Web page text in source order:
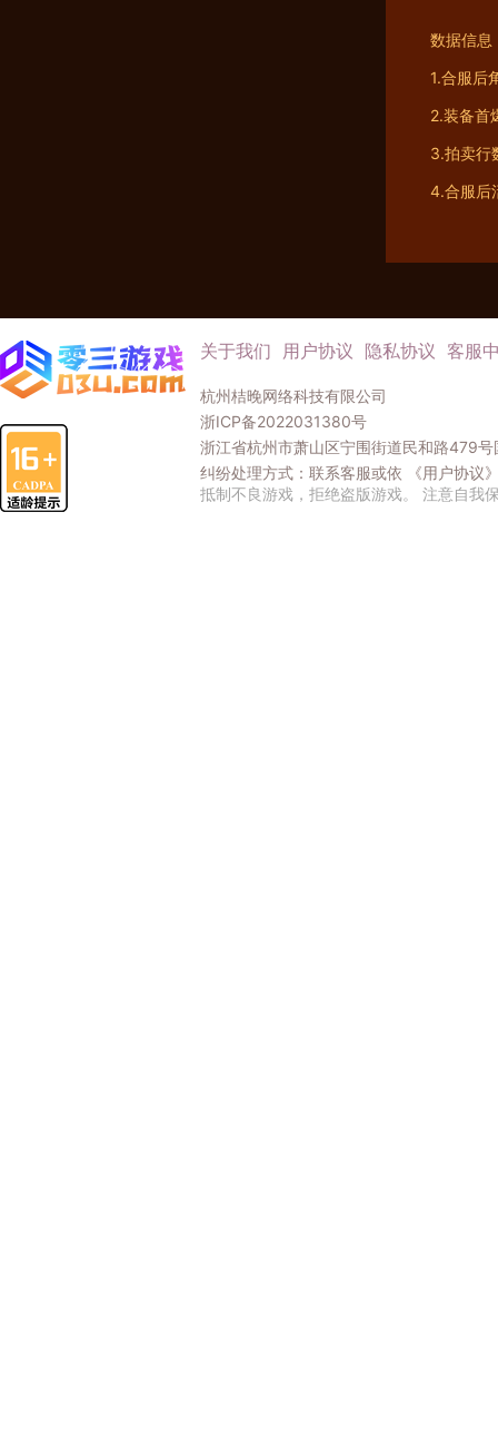
数据信息
1.合服后
2.装备首
3.拍卖行
4.合服后
关于我们 用户协议 隐私协议 客服
杭州桔晚网络科技有限公司
浙ICP备2022031380号
浙江省杭州市萧山区宁围街道民和路479
纠纷处理方式：联系客服或依
《用户协议
抵制不良游戏，拒绝盗版游戏。 注意自我